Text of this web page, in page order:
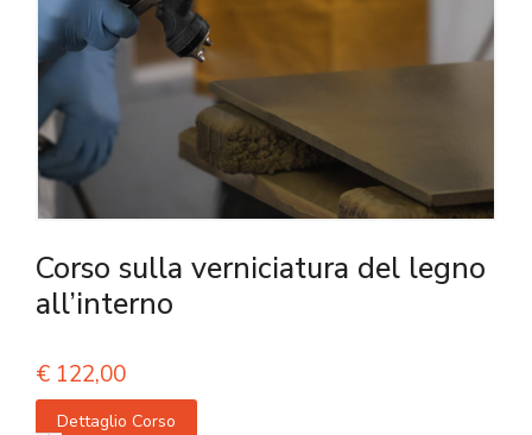
Corso sulla verniciatura del legno
all’interno
€ 122,00
Dettaglio Corso